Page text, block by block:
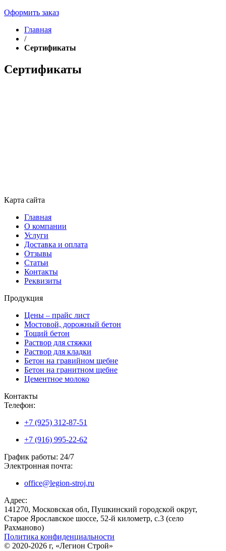
Оформить заказ
Главная
/
Сертификаты
Сертификаты
Карта сайта
Главная
О компании
Услуги
Доставка и оплата
Отзывы
Статьи
Контакты
Реквизиты
Продукция
Цены – прайс лист
Мостовой, дорожный бетон
Тощий бетон
Раствор для стяжки
Раствор для кладки
Бетон на гравийном щебне
Бетон на гранитном щебне
Цементное молоко
Контакты
Телефон:
+7 (925) 312-87-51
+7 (916) 995-22-62
График работы: 24/7
Электронная почта:
office@legion-stroj.ru
Адрес:
141270, Московская обл, Пушкинский городской округ,
Старое Ярославское шоссе, 52-й километр, с.3 (село
Рахманово)
Политика конфиденциальности
© 2020-2026 г, «Легион Строй»